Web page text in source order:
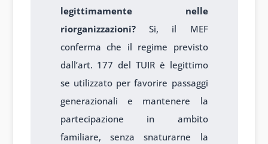
legittimamente nelle
riorganizzazioni?Sì, il MEF
conferma che il regime previsto
dall’art. 177 del TUIR è legittimo
se utilizzato per favorire passaggi
generazionali e mantenere la
partecipazione in ambito
familiare, senza snaturarne la